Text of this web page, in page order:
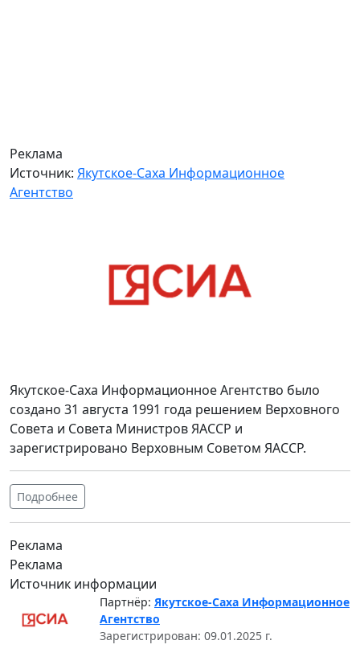
Реклама
Источник: Якутское-Саха Информационное
Агентство
Якутское-Саха Информационное Агентство было
создано 31 августа 1991 года решением Верховного
Совета и Совета Министров ЯАССР и
зарегистрировано Верховным Советом ЯАССР.
Подробнее
Реклама
Реклама
Источник информации
Партнёр: Якутское-Саха Информационное
Агентство
Зарегистрирован: 09.01.2025 г.